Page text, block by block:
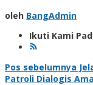
oleh BangAdmin
Ikuti Kami
Navigasi
Pos sebelumnya
Patroli Dialogis